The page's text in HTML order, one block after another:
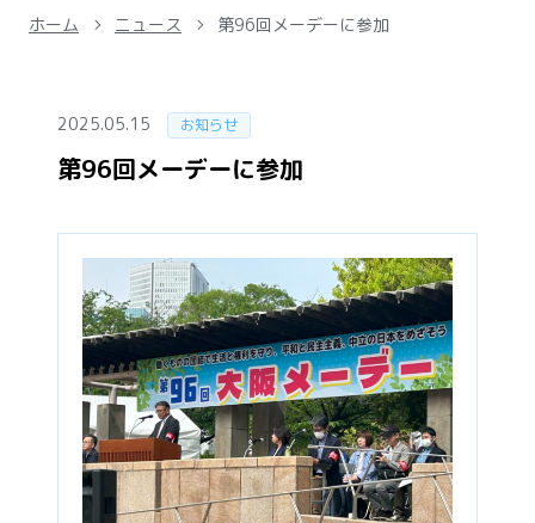
ホーム ニュース 第96回メーデーに参加
2025.05.15 お知らせ
第96回メーデーに参加